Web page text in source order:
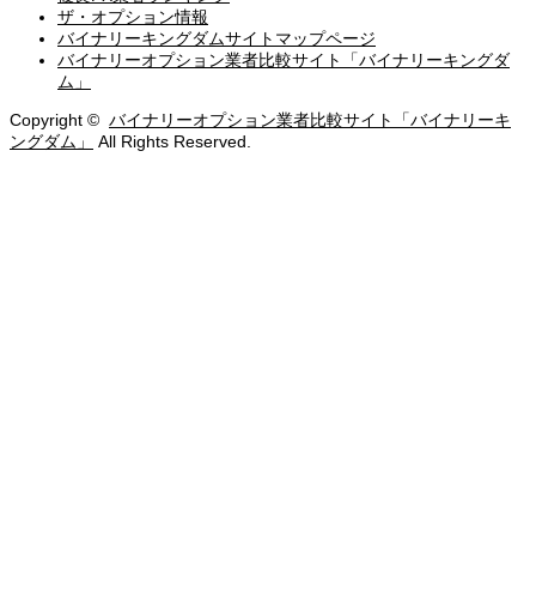
ザ・オプション情報
バイナリーキングダムサイトマップページ
バイナリーオプション業者比較サイト「バイナリーキングダ
ム」
Copyright © バイナリーオプション業者比較サイト「バイナリーキ
ングダム」
All Rights Reserved.